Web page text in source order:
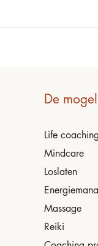
De
Life coaching
Mindcare
Loslaten
Massage
Reiki